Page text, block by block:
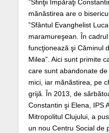
”Sfinţii Împăraţi
mănăstirea are o
”Sfântul Evanghelist
maramureşean. În
funcţionează şi Căminul
Milea”. Aici sunt primite
care sunt abandonate
mici, iar mănăstirea, pe
grijă. În 2013, de
Constantin şi Elena, IPS
Mitropolitul Clujului, a
un nou Centru Social de